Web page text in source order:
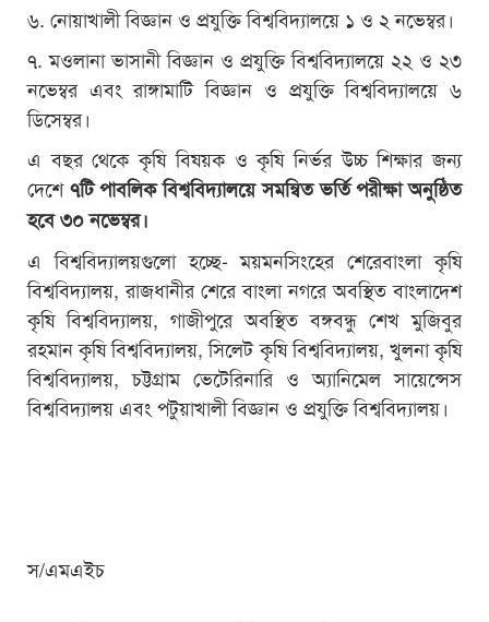
৬. নোয়াখালী বিজ্ঞান ও প্রযুক্তি বিশ্ববিদ্যালয়ে ১ ও ২ নভেম্বর।
৭. মওলানা ভাসানী বিজ্ঞান ও প্রযুক্তি বিশ্ববিদ্যালয়ে ২২ ও ২৩
নভেম্বর এবং রাঙ্গামাটি বিজ্ঞান ও প্রযুক্তি বিশ্ববিদ্যালয়ে ৬
ডিসেম্বর।
এ বছর থেকে কৃষি বিষয়ক ও কৃষি নির্ভর উচ্চ শিক্ষার জন্য
দেশে৭টি পাবলিক বিশ্ববিদ্যালয়ে সমন্বিত ভর্তি পরীক্ষা অনুষ্ঠিত
হবে ৩০ নভেম্বর।
এ বিশ্ববিদ্যালয়গুলো হচ্ছে- ময়মনসিংহের শেরেবাংলা কৃষি
বিশ্ববিদ্যালয়, রাজধানীর শেরে বাংলা নগরে অবস্থিত বাংলাদেশ
কৃষি বিশ্ববিদ্যালয়, গাজীপুরে অবস্থিত বঙ্গবন্ধু শেখ মুজিবুর
রহমান কৃষি বিশ্ববিদ্যালয়, সিলেট কৃষি বিশ্ববিদ্যালয়, খুলনা কৃষি
বিশ্ববিদ্যালয়, চট্টগ্রাম ভেটেরিনারি ও অ্যানিমেল সায়েন্সেস
বিশ্ববিদ্যালয় এবং পটুয়াখালী বিজ্ঞান ও প্রযুক্তি বিশ্ববিদ্যালয়।
স/এমএইচ